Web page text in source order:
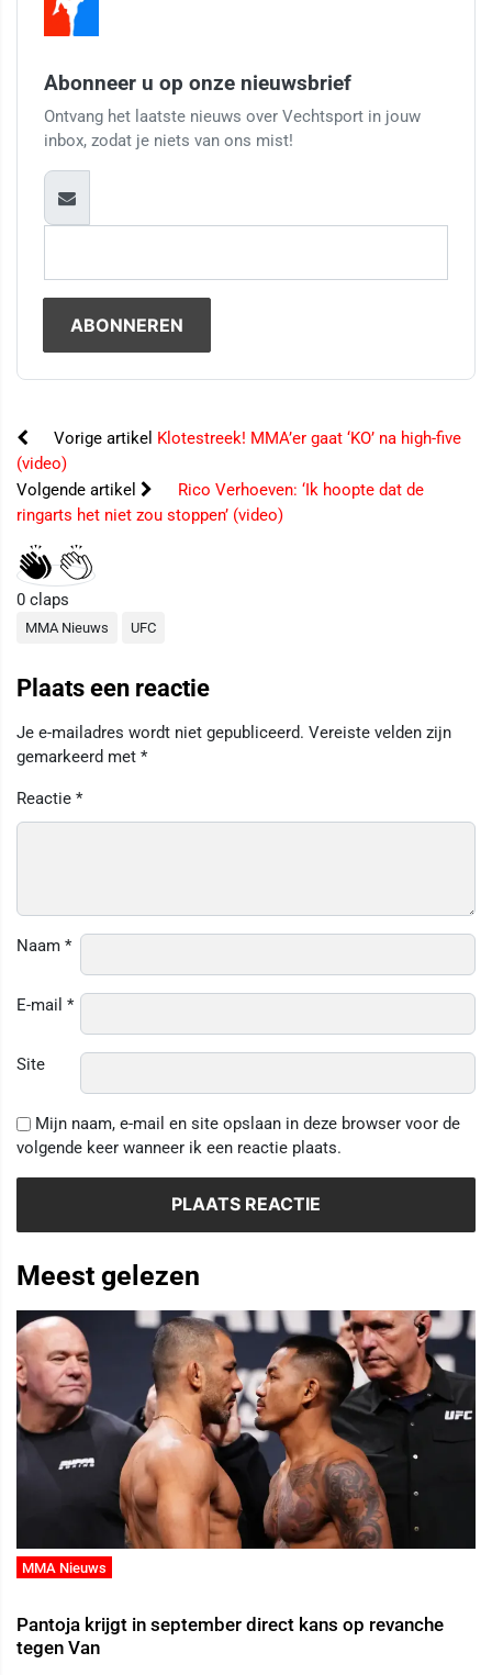
Abonneer u op onze nieuwsbrief
Ontvang het laatste nieuws over Vechtsport in jouw
inbox, zodat je niets van ons mist!
Vorige artikel Klotestreek! MMA’er gaat ‘KO’ na high-five
(video)
Volgende artikel
Rico Verhoeven: ‘Ik hoopte dat de
ringarts het niet zou stoppen’ (video)
0 claps
MMA Nieuws UFC
Plaats een reactie
Je e-mailadres wordt niet gepubliceerd. Vereiste velden zijn
gemarkeerd met *
Reactie *
Naam *
E-mail *
Site
Mijn naam, e-mail en site opslaan in deze browser voor de
volgende keer wanneer ik een reactie plaats.
Meest gelezen
MMA Nieuws
Pantoja krijgt in september direct kans op revanche
tegen Van